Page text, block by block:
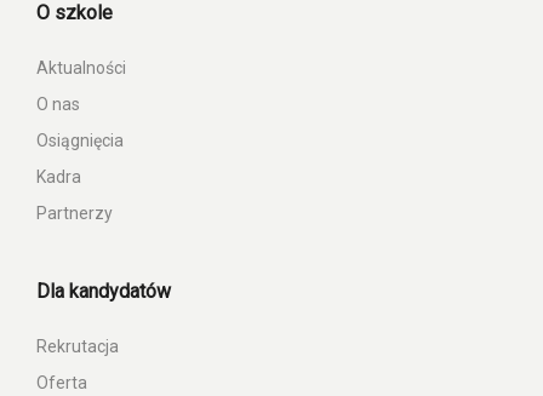
O szkole
Aktualności
O nas
Osiągnięcia
Kadra
Partnerzy
Dla kandydatów
Rekrutacja
Oferta